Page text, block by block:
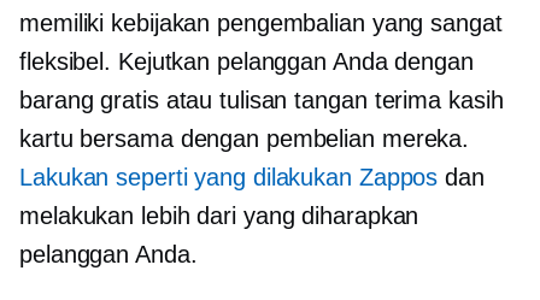
memiliki kebijakan pengembalian yang sangat
fleksibel. Kejutkan pelanggan Anda dengan
barang gratis atau tulisan tangan terima kasih
kartu bersama dengan pembelian mereka.
Lakukan seperti yang dilakukan Zappos dan
melakukan lebih dari yang diharapkan
pelanggan Anda.